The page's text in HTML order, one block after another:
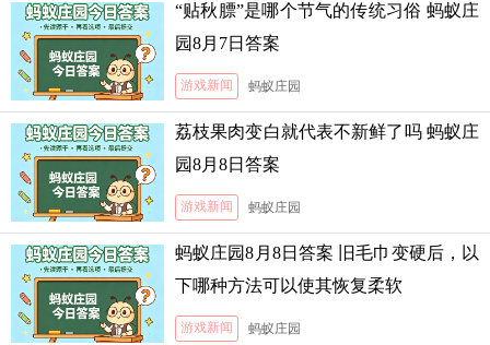
“贴秋膘”是哪个节气的传统习俗 蚂蚁庄
园8月7日答案
游戏新闻 蚂蚁庄园
荔枝果肉变白就代表不新鲜了吗 蚂蚁庄
园8月8日答案
游戏新闻 蚂蚁庄园
蚂蚁庄园8月8日答案 旧毛巾变硬后，以
下哪种方法可以使其恢复柔软
游戏新闻 蚂蚁庄园